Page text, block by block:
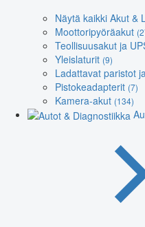
Näytä kaikki Akut &
Moottoripyöräakut
Teollisuusakut ja
Yleislaturit (9)
Ladattavat paristot
Pistokeadapterit (7)
Kamera-akut (134)